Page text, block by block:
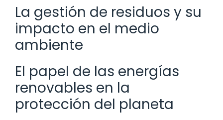
La gestión de residuos y su
impacto en el medio
ambiente
El papel de las energías
renovables en la
protección del planeta